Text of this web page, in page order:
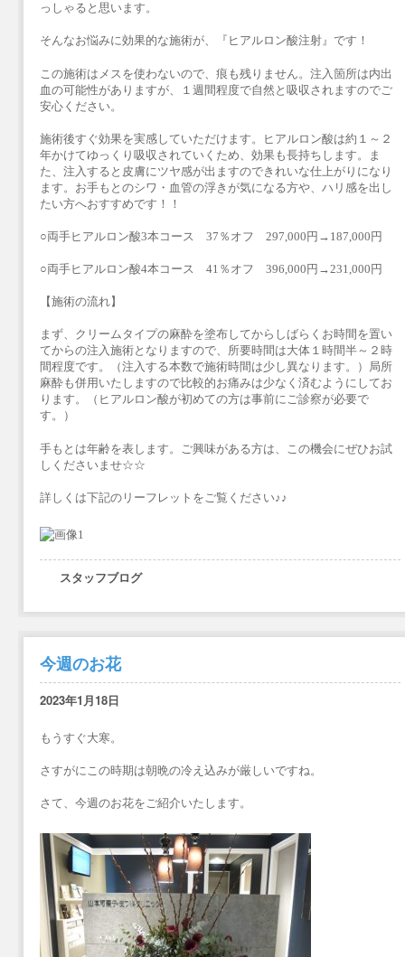
っしゃると思います。
そんなお悩みに効果的な施術が、『ヒアルロン酸注射』です！
この施術はメスを使わないので、痕も残りません。注入箇所は内出
血の可能性がありますが、１週間程度で自然と吸収されますのでご
安心ください。
施術後すぐ効果を実感していただけます。ヒアルロン酸は約１～２
年かけてゆっくり吸収されていくため、効果も長持ちします。ま
た、注入すると皮膚にツヤ感が出ますのできれいな仕上がりになり
ます。お手もとのシワ・血管の浮きが気になる方や、ハリ感を出し
たい方へおすすめです！！
○両手ヒアルロン酸3本コース 37％オフ 297,000円→187,000円
○両手ヒアルロン酸4本コース 41％オフ 396,000円→231,000円
【施術の流れ】
まず、クリームタイプの麻酔を塗布してからしばらくお時間を置い
てからの注入施術となりますので、所要時間は大体１時間半～２時
間程度です。（注入する本数で施術時間は少し異なります。）局所
麻酔も併用いたしますので比較的お痛みは少なく済むようにしてお
ります。（ヒアルロン酸が初めての方は事前にご診察が必要で
す。）
手もとは年齢を表します。ご興味がある方は、この機会にぜひお試
しくださいませ☆☆
詳しくは下記のリーフレットをご覧ください♪♪
スタッフブログ
今週のお花
2023年1月18日
もうすぐ大寒。
さすがにこの時期は朝晩の冷え込みが厳しいですね。
さて、今週のお花をご紹介いたします。